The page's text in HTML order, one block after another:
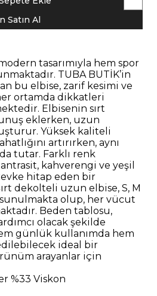
Satın Al
tasarımıyla hem spor
TUBA BUTİK’in
bu elbise, zarif kesimi ve
ortamda dikkatleri
Elbisenin sırt
eklerken, uzun
Yüksek kaliteli
artırırken, aynı
tutar. Farklı renk
kahverengi ve yeşil
hitap eden bir
dekolteli uzun elbise, S, M
olup, her vücut
Beden tablosu,
olacak şekilde
günlük kullanımda hem
ideal bir
arayanlar için
%33 Viskon